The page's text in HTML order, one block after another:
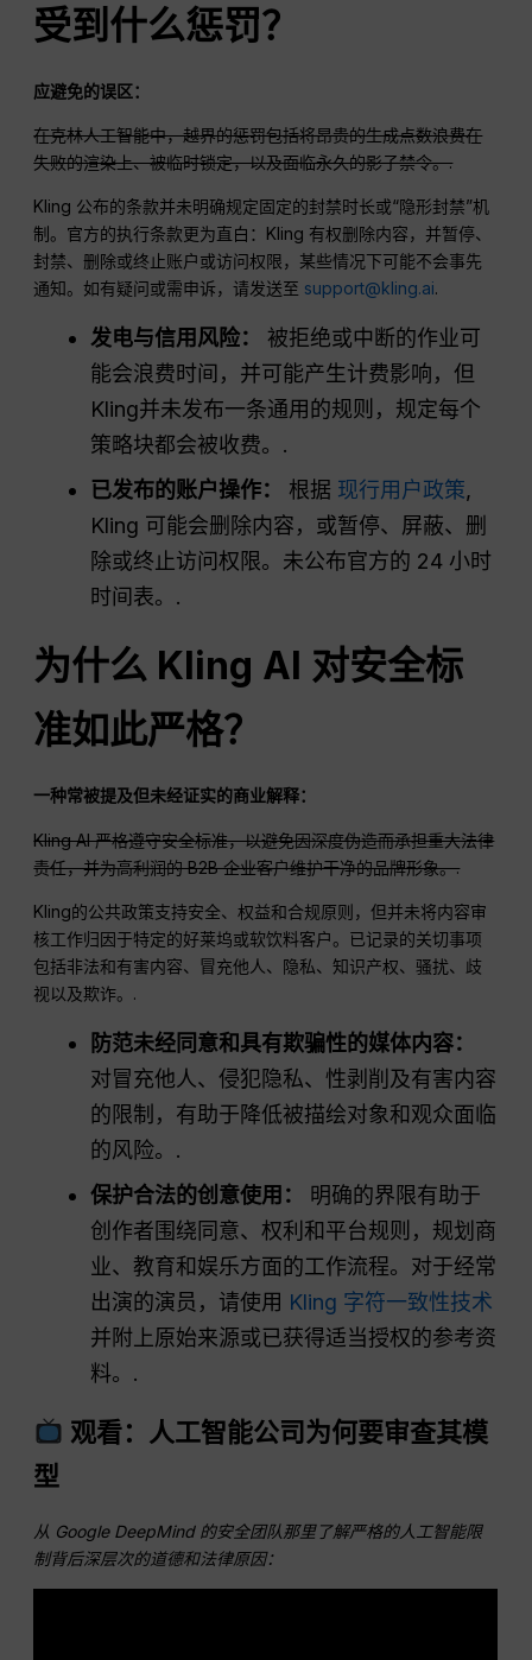
受到什么惩罚？
应避免的误区：
在克林人工智能中，越界的惩罚包括将昂贵的生成点数浪费在
失败的渲染上、被临时锁定，以及面临永久的影子禁令。.
Kling 公布的条款并未明确规定固定的封禁时长或“隐形封禁”机
制。官方的执行条款更为直白：Kling 有权删除内容，并暂停、
封禁、删除或终止账户或访问权限，某些情况下可能不会事先
通知。如有疑问或需申诉，请发送至 support@kling.ai.
发电与信用风险：
被拒绝或中断的作业可
能会浪费时间，并可能产生计费影响，但
Kling并未发布一条通用的规则，规定每个
策略块都会被收费。.
已发布的账户操作：
根据 现行用户政策,
Kling 可能会删除内容，或暂停、屏蔽、删
除或终止访问权限。未公布官方的 24 小时
时间表。.
为什么 Kling AI 对安全标
准如此严格？
一种常被提及但未经证实的商业解释：
Kling AI 严格遵守安全标准，以避免因深度伪造而承担重大法律
责任，并为高利润的 B2B 企业客户维护干净的品牌形象。.
Kling的公共政策支持安全、权益和合规原则，但并未将内容审
核工作归因于特定的好莱坞或软饮料客户。已记录的关切事项
包括非法和有害内容、冒充他人、隐私、知识产权、骚扰、歧
视以及欺诈。.
防范未经同意和具有欺骗性的媒体内容：
对冒充他人、侵犯隐私、性剥削及有害内容
的限制，有助于降低被描绘对象和观众面临
的风险。.
保护合法的创意使用：
明确的界限有助于
创作者围绕同意、权利和平台规则，规划商
业、教育和娱乐方面的工作流程。对于经常
出演的演员，请使用 Kling 字符一致性技术
并附上原始来源或已获得适当授权的参考资
料。.
观看：人工智能公司为何要审查其模
型
从 Google DeepMind 的安全团队那里了解严格的人工智能限
制背后深层次的道德和法律原因：